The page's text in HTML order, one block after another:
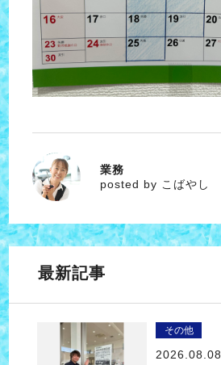
こばやし
業務
posted by こばやし
最新記事
その他
2026.08.08